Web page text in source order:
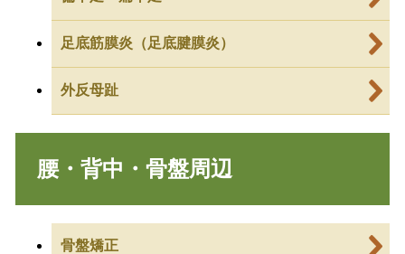
足底筋膜炎（足底腱膜炎）
外反母趾
腰・背中・骨盤周辺
骨盤矯正